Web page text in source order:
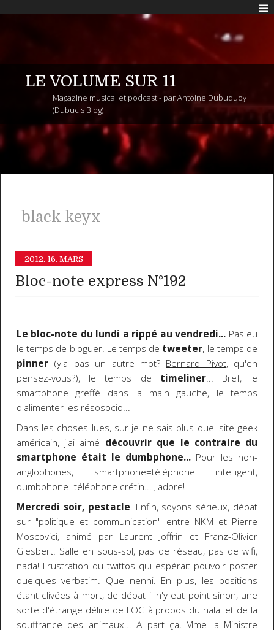
LE VOLUME SUR 11
Magazine musical et podcast - par Antoine Dubuquoy
(Dubuc's Blog)
black keyx
2012. 16. MARS
Bloc-note express N°192
Le bloc-note du lundi a rippé au vendredi... Pas eu
le temps de bloguer. Le temps de tweeter, le temps de
pinner(y'a pas un autre mot? Bernard Pivot, qu'en
pensez-vous?), le temps de timeliner... Bref, le
smartphone greffé dans la main gauche, le temps
d'alimenter les résosocio...
Dans les choses lues, sur je ne sais plus quel site geek
américain, j'ai aimé découvrir que le contraire du
smartphone était le dumbphone... Pour les non-
anglophones, smartphone=téléphone intelligent,
dumbphone=téléphone crétin... J'adore!
Mercredi soir, pestacle! Enfin, soyons sérieux, débat
sur "politique et communication" entre NKM et Pierre
Moscovici, animé par Laurent Joffrin et Franz-Olivier
Giesbert. Salle en sous-sol, pas de réseau, pas de wifi,
nada! Frustration du twittos qui espérait pouvoir poster
quelques verbatim. Que nenni. En plus, les positions
étant clivées à mort, de débat il n'y eut point sinon, une
sorte d'étrange délire de FOG à propos du halal et de la
souffrance des animaux... A part ça, Mme la Ministre